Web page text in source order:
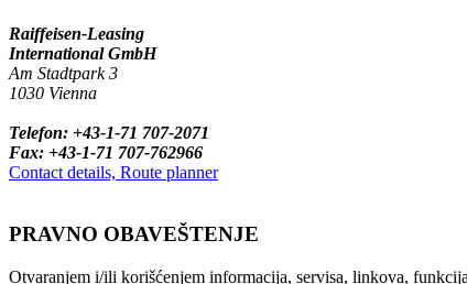
Raiffeisen-Leasing
International GmbH
Am Stadtpark 3
1030 Vienna
Telefon: +43-1-71 707-2071
Fax: +43-1-71 707-762966
Contact details, Route planner
PRAVNO OBAVEŠTENJE
Otvaranjem i/ili korišćenjem informacija, servisa, linkova,